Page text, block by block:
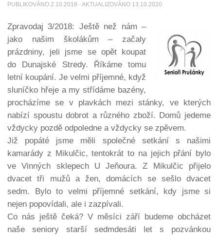
PUBLIKOVÁNO 2.10.2018 · AKTUALIZOVÁNO 13.10.2020
Zpravodaj 3/2018: Ještě než nám –
jako našim školákům – začaly
prázdniny, jeli jsme se opět koupat
do Dunajské Stredy. Říkáme tomu
letní koupání. Je velmi příjemné, když
sluníčko hřeje a my střídáme bazény,
procházíme se v plavkách mezi stánky, ve kterých
nabízí spoustu dobrot a různého zboží. Domů jedeme
vždycky pozdě odpoledne a vždycky se zpěvem.
Již popáté jsme měli společné setkání s našimi
kamarády z Mikulčic, tentokrát to na jejich přání bylo
ve Vinných sklepech U Jeňoura. Z Mikulčic přijelo
dvacet tři mužů a žen, domácích se sešlo dvacet
sedm. Bylo to velmi příjemné setkání, kdy jsme si
nejen popovídali, ale i zazpívali.
Co nás ještě čeká? V měsíci září budeme obcházet
naše seniory starší sedmdesáti let s pozvánkou